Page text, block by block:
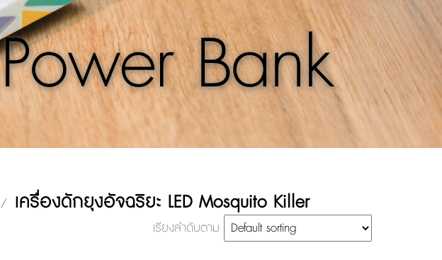
Power Bank
/ เครื่องดักยุงอัจฉริยะ LED Mosquito Killer
เรียงลำดับตาม